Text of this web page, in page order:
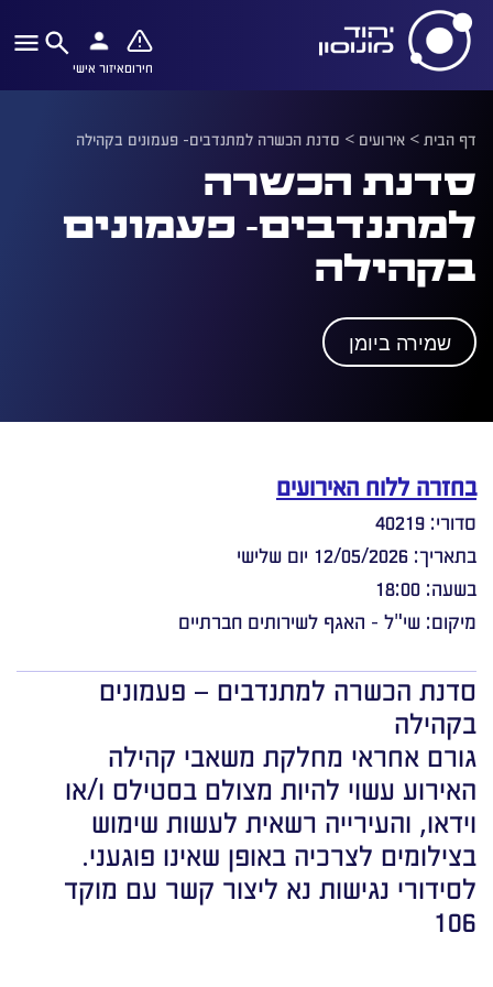
חירוםאיזור אישי
דף הבית> אירועים > סדנת הכשרה למתנדבים- פעמונים בקהילה
סדנת הכשרה
למתנדבים- פעמונים
בקהילה
שמירה ביומן
בחזרה ללוח האירועים
סדורי: 40219
בתאריך: 12/05/2026 יום שלישי
בשעה: 18:00
מיקום: שי"ל - האגף לשירותים חברתיים
סדנת הכשרה למתנדבים – פעמונים
בקהילה
גורם אחראי מחלקת משאבי קהילה
האירוע עשוי להיות מצולם בסטילס ו/או
וידאו, והעירייה רשאית לעשות שימוש
בצילומים לצרכיה באופן שאינו פוגעני.
לסידורי נגישות נא ליצור קשר עם מוקד
106